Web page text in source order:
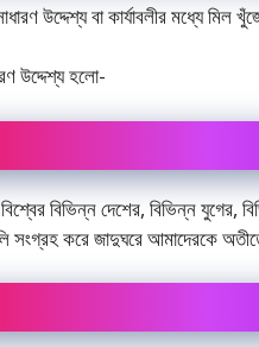
উদ্দেশ্য বা কার্যাবলীর মধ্যে মিল
উদ্দেশ্য হলো-
বিভিন্ন দেশের, বিভিন্ন যুগের,
করে জাদুঘরে আমাদেরকে